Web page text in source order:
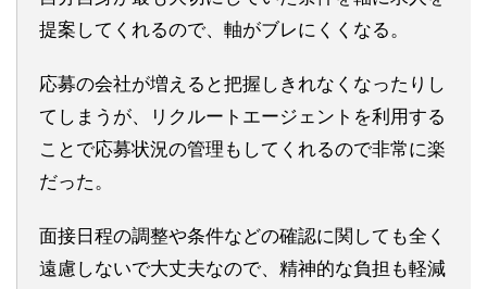
提案してくれるので、軸がブレにくくなる。
応募の会社が増えると把握しきれなくなったりし
てしまうが、リクルートエージェントを利用する
ことで応募状況の管理もしてくれるので非常に楽
だった。
面接日程の調整や条件などの確認に関しても全く
遠慮しないで大丈夫なので、精神的な負担も軽減